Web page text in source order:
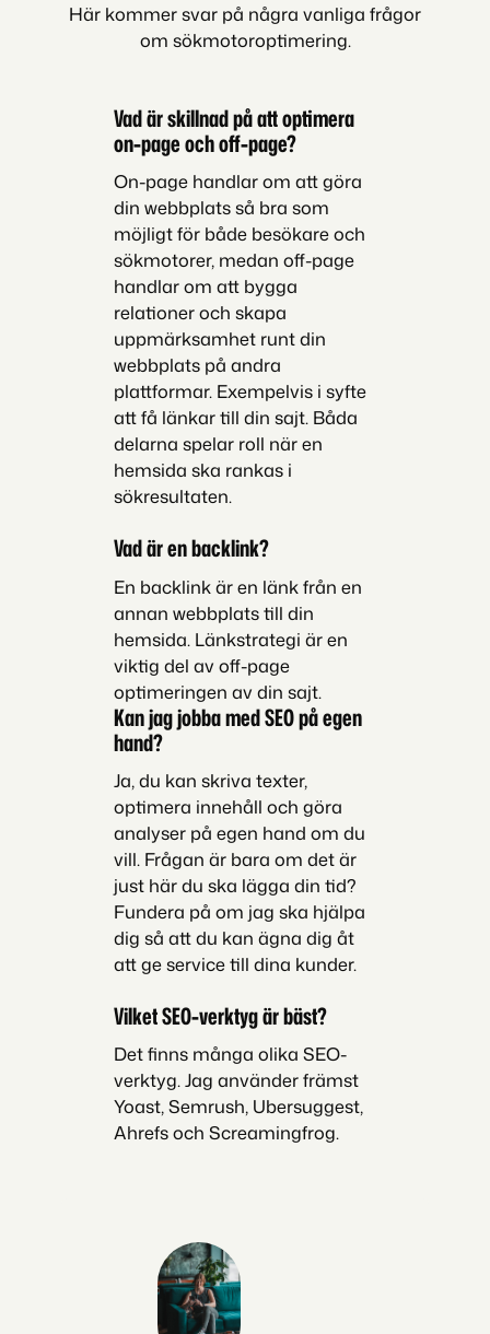
Här kommer svar på några vanliga frågor
om sökmotoroptimering.
Vad är skillnad på att optimera
on-page och off-page?
On-page handlar om att göra
din webbplats så bra som
möjligt för både besökare och
sökmotorer, medan off-page
handlar om att bygga
relationer och skapa
uppmärksamhet runt din
webbplats på andra
plattformar. Exempelvis i syfte
att få länkar till din sajt. Båda
delarna spelar roll när en
hemsida ska rankas i
sökresultaten.
Vad är en backlink?
En backlink är en länk från en
annan webbplats till din
hemsida. Länkstrategi är en
viktig del av off-page
optimeringen av din sajt.
Kan jag jobba med SEO på egen
hand?
Ja, du kan skriva texter,
optimera innehåll och göra
analyser på egen hand om du
vill. Frågan är bara om det är
just här du ska lägga din tid?
Fundera på om jag ska hjälpa
dig så att du kan ägna dig åt
att ge service till dina kunder.
Vilket SEO-verktyg är bäst?
Det finns många olika SEO-
verktyg. Jag använder främst
Yoast, Semrush, Ubersuggest,
Ahrefs och Screamingfrog.